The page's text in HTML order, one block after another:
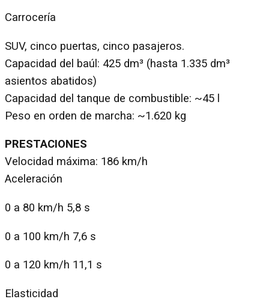
Carrocería
SUV, cinco puertas, cinco pasajeros.
Capacidad del baúl: 425 dm³ (hasta 1.335 dm³
asientos abatidos)
Capacidad del tanque de combustible: ~45 l
Peso en orden de marcha: ~1.620 kg
PRESTACIONES
Velocidad máxima: 186 km/h
Aceleración
0 a 80 km/h 5,8 s
0 a 100 km/h 7,6 s
0 a 120 km/h 11,1 s
Elasticidad